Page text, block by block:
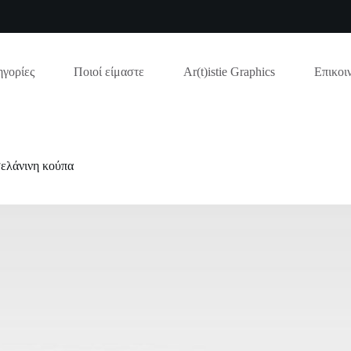
Ποιοί είμαστε Ar(t)istie Graphics
κούπα